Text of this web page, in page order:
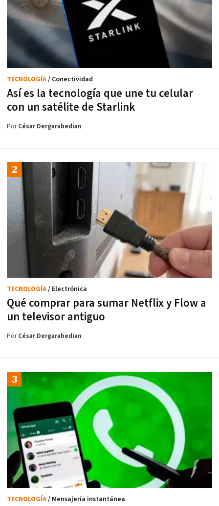
Así es la tecnología que une tu celular
con un satélite de Starlink
TECNOLOGÍA/ Conectividad
PorCésar Dergarabedian
Qué comprar para sumar Netflix y Flow a
un televisor antiguo
TECNOLOGÍA/ Electrónica
PorCésar Dergarabedian
TECNOLOGÍA/ Mensajería instantánea